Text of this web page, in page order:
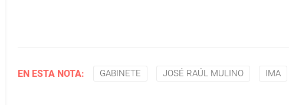
EN ESTA NOTA: GABINETE JOSÉ RAÚL MULINO IMA